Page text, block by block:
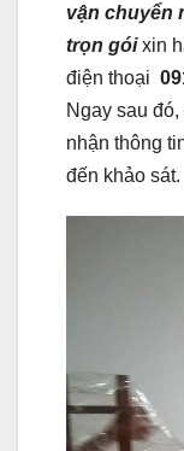
vận chuyển
trọn góixin
điện thoại
Ngay sau
nhận thông
đến khảo sát.